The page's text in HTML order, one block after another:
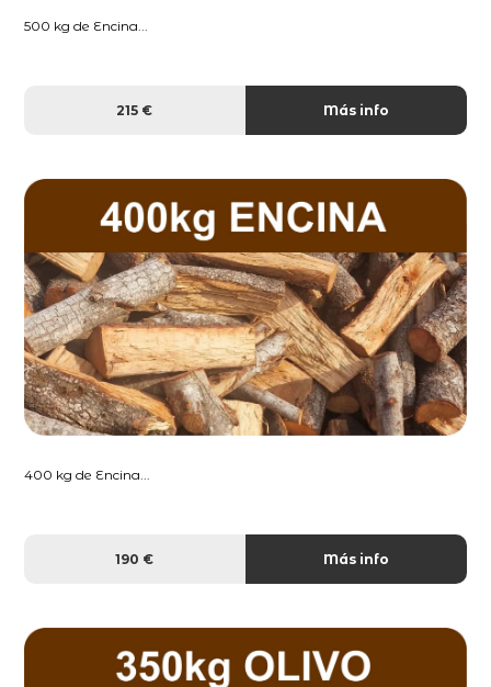
500 kg de Encina...
215 € Más info
400 kg de Encina...
190 € Más info